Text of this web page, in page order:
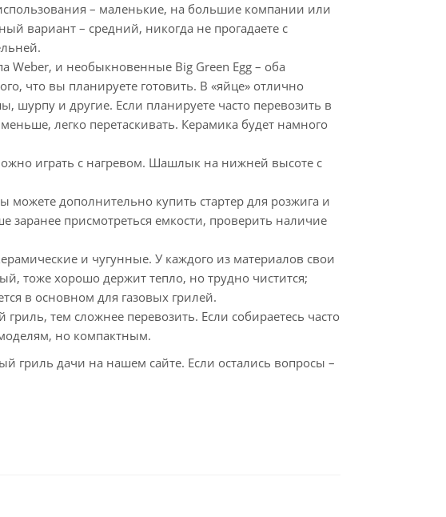
– маленькие, на большие компании или
вариант – средний, никогда не прогадаете с
Weber, и необыкновенные Big Green Egg – оба
что вы планируете готовить. В «яйце» отлично
шурпу и другие. Если планируете часто перевозить в
легко перетаскивать. Керамика будет намного
играть с нагревом. Шашлык на нижней высоте с
дополнительно купить стартер для розжига и
присмотреться емкости, проверить наличие
и чугунные. У каждого из материалов свои
тоже хорошо держит тепло, но трудно чистится;
в основном для газовых грилей.
тем сложнее перевозить. Если собираетесь часто
но компактным.
гриль дачи на нашем сайте. Если остались вопросы –